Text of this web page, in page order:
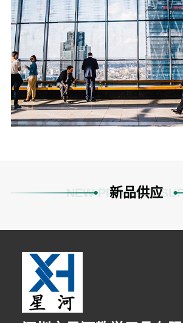
新品供应
NEW PRODUCT
10分钟前 代小姐 正在咨询